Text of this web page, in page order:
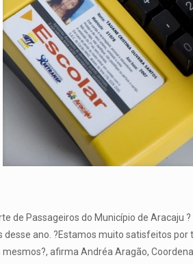
de Passageiros do Município de Aracaju
ano. ?Estamos muito satisfeitos
mesmos?, afirmaAndréa Aragão,